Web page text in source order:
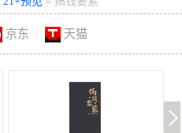
京东 天猫